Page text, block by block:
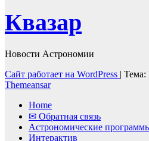
Квазар
Новости Астрономии
Сайт работает на WordPress | Тема:
Themeansar
Home
✉ Обратная связь
Астрономические
Интерактив